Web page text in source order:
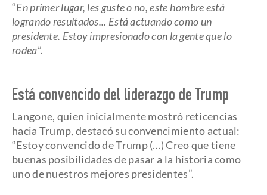
“En primer lugar, les guste o no, este hombre está
logrando resultados... Está actuando como un
presidente. Estoy impresionado con la gente que lo
rodea”.
Está convencido del liderazgo de Trump
Langone, quien inicialmente mostró reticencias
hacia Trump, destacó su convencimiento actual:
“Estoy convencido de Trump (…) Creo que tiene
buenas posibilidades de pasar a la historia como
uno de nuestros mejores presidentes”.